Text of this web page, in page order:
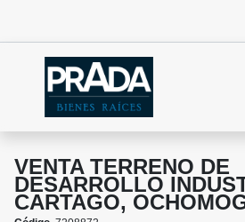
VENTA TERRENO DE
DESARROLLO
CARTAGO,